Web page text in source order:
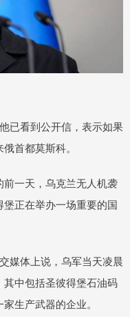
已看到公开信，表示如果
首都莫斯科。
一天，乌克兰无人机袭
正在举办一场重要的国
媒体上说，乌军当天凌晨
中包括圣彼得堡石油码
生产武器的企业。